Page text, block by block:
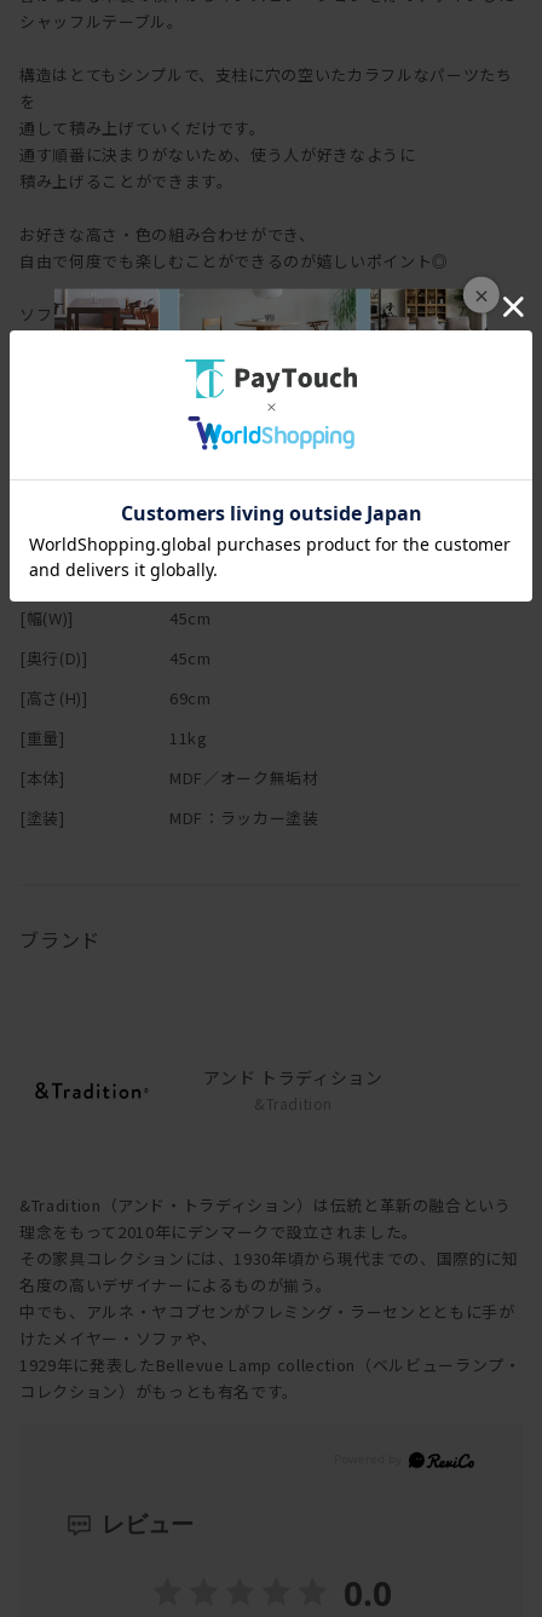
×
シャッフルテーブル。
構造はとてもシンプルで、支柱に穴の空いたカラフルなパーツたち
を
通して積み上げていくだけです。
通す順番に決まりがないため、使う人が好きなように
積み上げることができます。
お好きな高さ・色の組み合わせができ、
自由で何度でも楽しむことができるのが嬉しいポイント◎
ソファやベッドサイドに置いて、ちょっとしたものを置いたり
カラーはアレイ・スペクトラムの2種類。
空間にアクセントが欲しいという方におすすめです。
[幅(W)]
45cm
[奥行(D)]
45cm
[高さ(H)]
69cm
[重量]
11kg
[本体]
MDF／オーク無垢材
[塗装]
MDF：ラッカー塗装
ブランド
アンド トラディション
&Tradition
&Tradition（アンド・トラディション）は伝統と革新の融合という
理念をもって2010年にデンマークで設立されました。
その家具コレクションには、1930年頃から現代までの、国際的に知
名度の高いデザイナーによるものが揃う。
中でも、アルネ・ヤコブセンがフレミング・ラーセンとともに手が
けたメイヤー・ソファや、
1929年に発表したBellevue Lamp collection（ベルビューランプ・
コレクション）がもっとも有名です。
レビュー
0.0